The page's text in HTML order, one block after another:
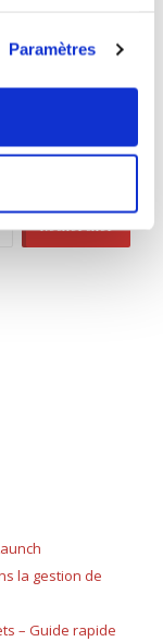
Paramètres
la gestion de
– Guide rapide